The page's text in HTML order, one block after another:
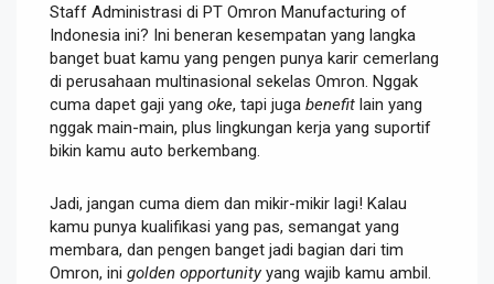
Staff Administrasi di PT Omron Manufacturing of
Indonesia ini? Ini beneran kesempatan yang langka
banget buat kamu yang pengen punya karir cemerlang
di perusahaan multinasional sekelas Omron. Nggak
cuma dapet gaji yang oke, tapi juga benefit lain yang
nggak main-main, plus lingkungan kerja yang suportif
bikin kamu auto berkembang.
Jadi, jangan cuma diem dan mikir-mikir lagi! Kalau
kamu punya kualifikasi yang pas, semangat yang
membara, dan pengen banget jadi bagian dari tim
Omron, ini golden opportunityyang wajib kamu ambil.